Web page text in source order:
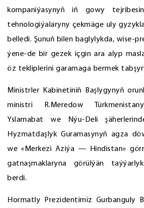
kompaniýasynyň iň gowy
tehnologiýalaryny çekmäge uly
belledi. Şunuň bilen baglylykda, wise-
ýene-de bir gezek içgin ara alyp
öz tekliplerini garamaga bermek
Ministrler Kabinetiniň Başlygynyň
ministri R.Meredow
Yslamabat we Nýu-Deli
Hyzmatdaşlyk Guramasynyň agza
we «Merkezi Aziýa — Hindistan»
gatnaşmaklaryna görülýän
berdi.
Hormatly Prezidentimiz Gurbanguly